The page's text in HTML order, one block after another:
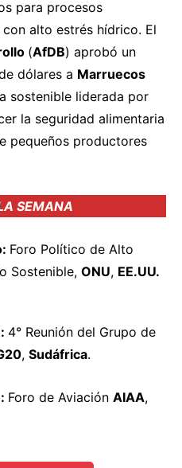
para procesos
alto estrés hídrico. El
(AfDB) aprobó un
dólares a Marruecos
sostenible liderada por
la seguridad alimentaria
pequeños productores
SEMANA
Foro Político de Alto
Sostenible, ONU, EE.UU.
4° Reunión del Grupo de
, Sudáfrica.
Foro de Aviación AIAA,